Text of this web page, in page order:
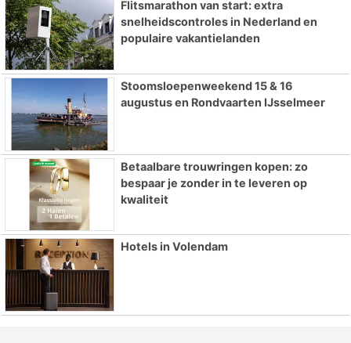
Flitsmarathon van start: extra
snelheidscontroles in Nederland en
populaire vakantielanden
Stoomsloepenweekend 15 & 16
augustus en Rondvaarten IJsselmeer
Betaalbare trouwringen kopen: zo
bespaar je zonder in te leveren op
kwaliteit
Hotels in Volendam